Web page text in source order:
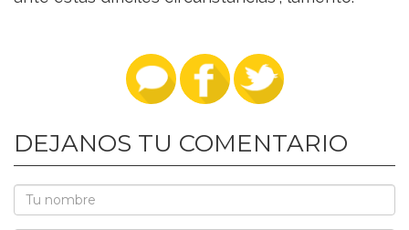
DEJANOS TU COMENTARIO